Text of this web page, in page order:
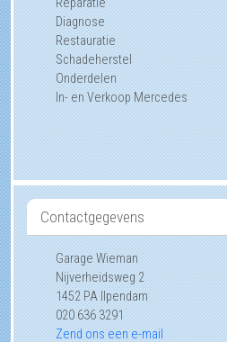
Reparatie
Diagnose
Restauratie
Schadeherstel
Onderdelen
In- en Verkoop Mercedes
Contactgegevens
Garage Wieman
Nijverheidsweg 2
1452 PA Ilpendam
020 636 3291
Zend ons een e-mail